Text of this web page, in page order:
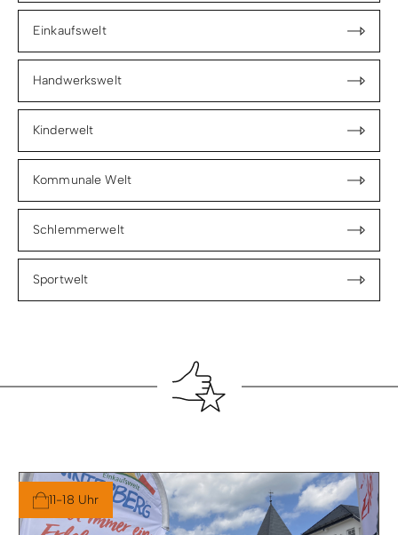
Einkaufswelt
Handwerkswelt
Kinderwelt
Kommunale Welt
Schlemmerwelt
Sportwelt
11-18 Uhr